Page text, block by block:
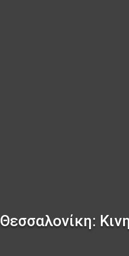
Θεσσαλονίκη: